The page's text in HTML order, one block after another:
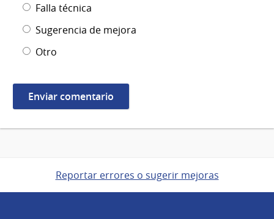
Falla técnica
Sugerencia de mejora
Otro
Reportar errores o sugerir mejoras